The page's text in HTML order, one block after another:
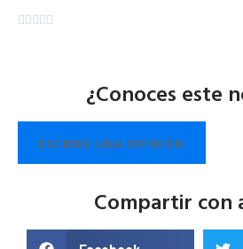
    
¿Conoces este
ESCRIBE UNA OPINIÓN
Compartir con